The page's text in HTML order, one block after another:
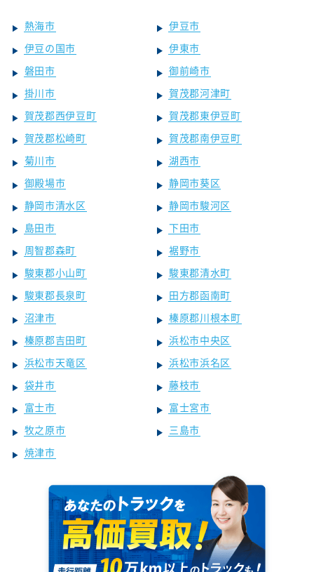
熱海市
伊豆市
伊豆の国市
伊東市
磐田市
御前崎市
掛川市
賀茂郡河津町
賀茂郡西伊豆町
賀茂郡東伊豆町
賀茂郡松崎町
賀茂郡南伊豆町
菊川市
湖西市
御殿場市
静岡市葵区
静岡市清水区
静岡市駿河区
島田市
下田市
周智郡森町
裾野市
駿東郡小山町
駿東郡清水町
駿東郡長泉町
田方郡函南町
沼津市
榛原郡川根本町
榛原郡吉田町
浜松市中央区
浜松市天竜区
浜松市浜名区
袋井市
藤枝市
富士市
富士宮市
牧之原市
三島市
焼津市